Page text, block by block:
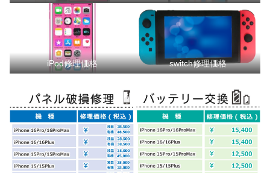
iPod修理価格 switch修理価格